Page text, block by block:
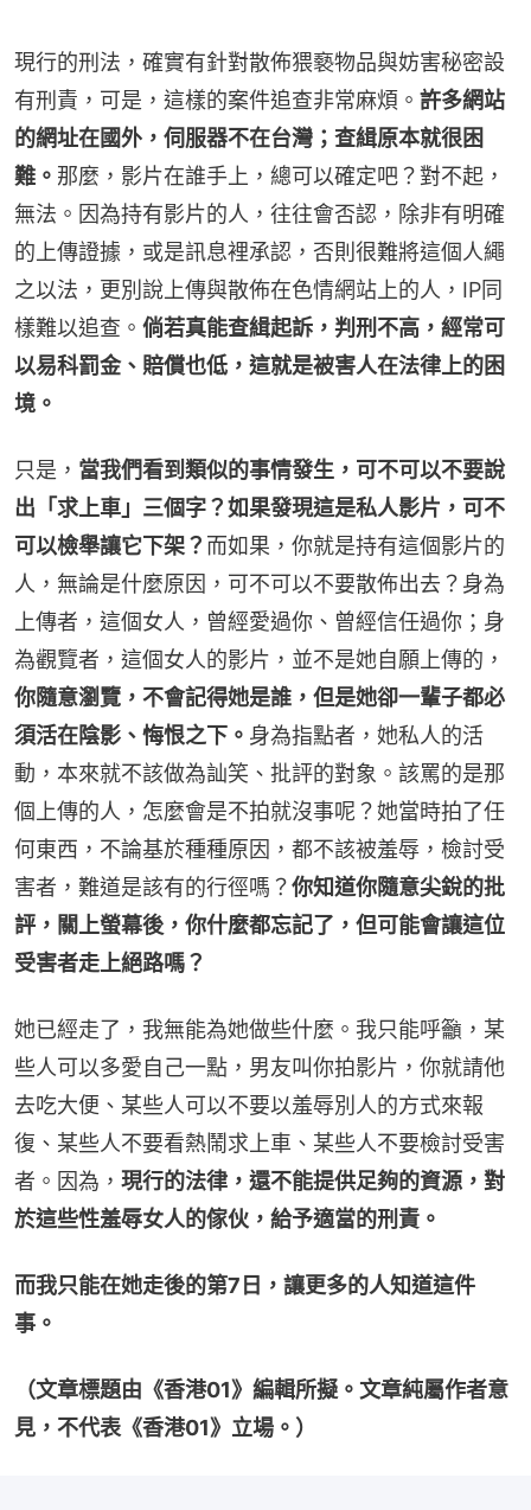
現行的刑法，確實有針對散佈猥褻物品與妨害秘密設
有刑責，可是，這樣的案件追查非常麻煩。 許多網站
的網址在國外，伺服器不在台灣；查緝原本就很困
難。 那麼，影片在誰手上，總可以確定吧？對不起，
無法。因為持有影片的人，往往會否認，除非有明確
的上傳證據，或是訊息裡承認，否則很難將這個人繩
之以法，更別說上傳與散佈在色情網站上的人，IP同
樣難以追查。 倘若真能查緝起訴，判刑不高，經常可
以易科罰金、賠償也低，這就是被害人在法律上的困
境。
只是， 當我們看到類似的事情發生，可不可以不要說
出「求上車」三個字？如果發現這是私人影片，可不
可以檢舉讓它下架？ 而如果，你就是持有這個影片的
人，無論是什麼原因，可不可以不要散佈出去？身為
上傳者，這個女人，曾經愛過你、曾經信任過你；身
為觀覽者，這個女人的影片，並不是她自願上傳的，
你隨意瀏覽，不會記得她是誰，但是她卻一輩子都必
須活在陰影、悔恨之下。 身為指點者，她私人的活
動，本來就不該做為訕笑、批評的對象。該罵的是那
個上傳的人，怎麼會是不拍就沒事呢？她當時拍了任
何東西，不論基於種種原因，都不該被羞辱，檢討受
害者，難道是該有的行徑嗎？你知道你隨意尖銳的批
評，關上螢幕後，你什麼都忘記了，但可能會讓這位
受害者走上絕路嗎？
她已經走了，我無能為她做些什麼。我只能呼籲，某
些人可以多愛自己一點，男友叫你拍影片，你就請他
去吃大便、某些人可以不要以羞辱別人的方式來報
復、某些人不要看熱鬧求上車、某些人不要檢討受害
者。因為， 現行的法律，還不能提供足夠的資源，對
於這些性羞辱女人的傢伙，給予適當的刑責。
而我只能在她走後的第7日，讓更多的人知道這件
事。
（文章標題由《香港01》編輯所擬。文章純屬作者意
見，不代表《香港01》立場。）